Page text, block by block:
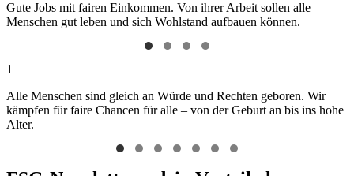
Gute Jobs mit fairen Einkommen. Von ihrer Arbeit sollen alle
Menschen gut leben und sich Wohlstand aufbauen können.
1
Alle Menschen sind gleich an Würde und Rechten geboren. Wir
kämpfen für faire Chancen für alle – von der Geburt an bis ins hohe
Alter.